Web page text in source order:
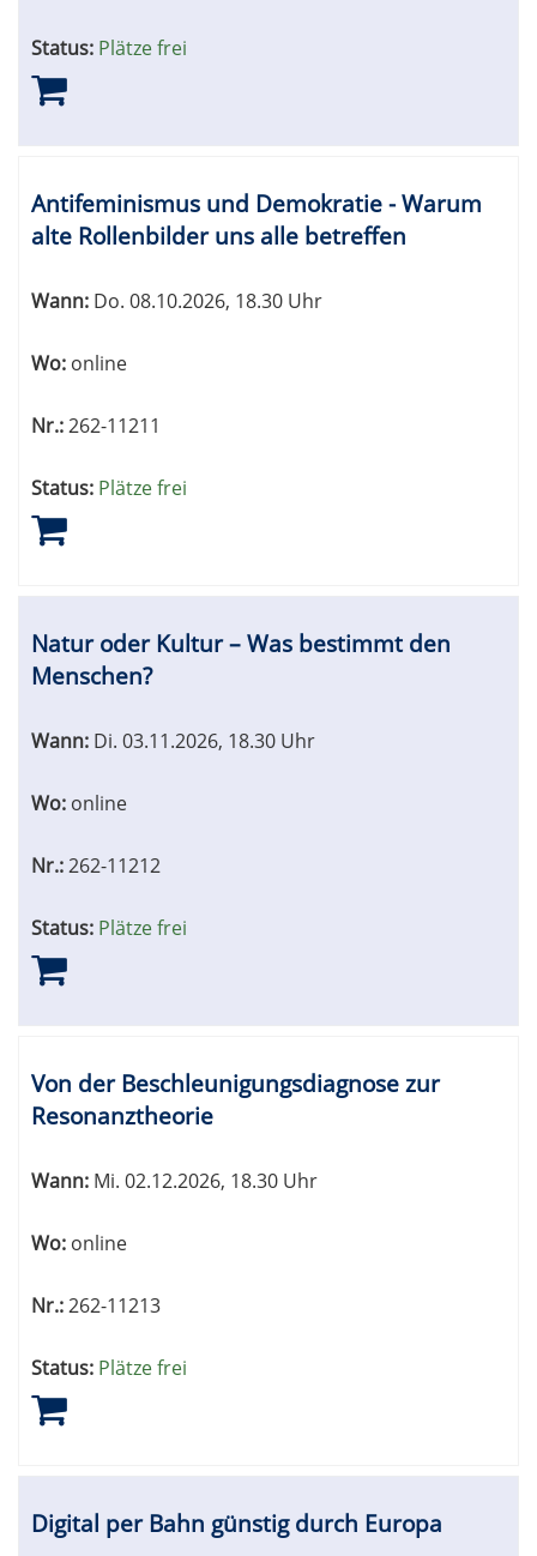
Status: Plätze frei
Antifeminismus und Demokratie - Warum
alte Rollenbilder uns alle betreffen
Wann: Do. 08.10.2026, 18.30 Uhr
Wo: online
Nr.:262-11211
Status: Plätze frei
Natur oder Kultur – Was bestimmt den
Menschen?
Wann: Di. 03.11.2026, 18.30 Uhr
Wo: online
Nr.:262-11212
Status: Plätze frei
Von der Beschleunigungsdiagnose zur
Resonanztheorie
Wann: Mi. 02.12.2026, 18.30 Uhr
Wo: online
Nr.:262-11213
Status: Plätze frei
Digital per Bahn günstig durch Europa